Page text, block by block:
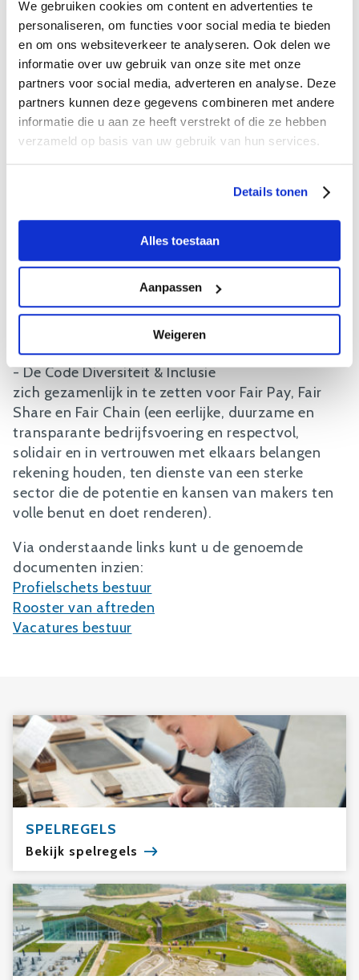
We gebruiken cookies om content en advertenties te
personaliseren, om functies voor social media te bieden
en om ons websiteverkeer te analyseren. Ook delen we
informatie over uw gebruik van onze site met onze
partners voor social media, adverteren en analyse. Deze
partners kunnen deze gegevens combineren met andere
informatie die u aan ze heeft verstrekt of die ze hebben
verzameld op basis van uw gebruik van hun services.
Details tonen
Alles toestaan
Aanpassen
Weigeren
onderschrijven de Governance Code Cultuur
Wij onderschrijven de Fair Practice Code.
Gebruikers van de Fair Practice Code stellen zich
tot doel om, met inachtneming van:
- De Governance Code Cultuur
- De Code Diversiteit & Inclusie
zich gezamenlijk in te zetten voor Fair Pay, Fair
Share en Fair Chain (een eerlijke, duurzame en
transparante bedrijfsvoering en respectvol,
solidair en in vertrouwen met elkaars belangen
rekening houden, ten dienste van een sterke
sector die de potentie en kansen van makers ten
volle benut en doet renderen).
Via onderstaande links kunt u de genoemde
documenten inzien:
Profielschets bestuur
Rooster van aftreden
Vacatures bestuur
SPELREGELS
Bekijk spelregels